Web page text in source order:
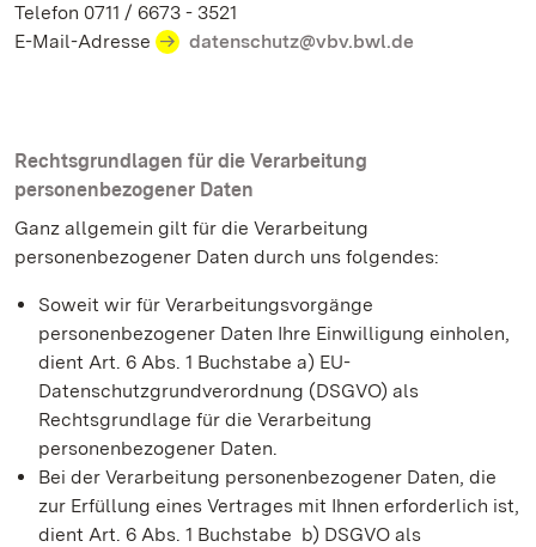
Telefon 0711 / 6673 - 3521
E-Mail-Adresse
datenschutz@vbv.bwl.de
Rechtsgrundlagen für die Verarbeitung
personenbezogener Daten
Ganz allgemein gilt für die Verarbeitung
personenbezogener Daten durch uns folgendes:
Soweit wir für Verarbeitungsvorgänge
personenbezogener Daten Ihre Einwilligung einholen,
dient Art. 6 Abs. 1 Buchstabe a) EU-
Datenschutzgrundverordnung (DSGVO) als
Rechtsgrundlage für die Verarbeitung
personenbezogener Daten.
Bei der Verarbeitung personenbezogener Daten, die
zur Erfüllung eines Vertrages mit Ihnen erforderlich ist,
dient Art. 6 Abs. 1 Buchstabe b) DSGVO als